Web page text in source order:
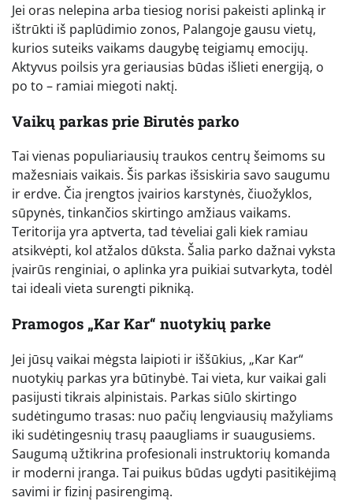
Jei oras nelepina arba tiesiog norisi pakeisti aplinką ir
ištrūkti iš paplūdimio zonos, Palangoje gausu vietų,
kurios suteiks vaikams daugybę teigiamų emocijų.
Aktyvus poilsis yra geriausias būdas išlieti energiją, o
po to – ramiai miegoti naktį.
Vaikų parkas prie Birutės parko
Tai vienas populiariausių traukos centrų šeimoms su
mažesniais vaikais. Šis parkas išsiskiria savo saugumu
ir erdve. Čia įrengtos įvairios karstynės, čiuožyklos,
sūpynės, tinkančios skirtingo amžiaus vaikams.
Teritorija yra aptverta, tad tėveliai gali kiek ramiau
atsikvėpti, kol atžalos dūksta. Šalia parko dažnai vyksta
įvairūs renginiai, o aplinka yra puikiai sutvarkyta, todėl
tai ideali vieta surengti pikniką.
Pramogos „Kar Kar“ nuotykių parke
Jei jūsų vaikai mėgsta laipioti ir iššūkius, „Kar Kar“
nuotykių parkas yra būtinybė. Tai vieta, kur vaikai gali
pasijusti tikrais alpinistais. Parkas siūlo skirtingo
sudėtingumo trasas: nuo pačių lengviausių mažyliams
iki sudėtingesnių trasų paaugliams ir suaugusiems.
Saugumą užtikrina profesionali instruktorių komanda
ir moderni įranga. Tai puikus būdas ugdyti pasitikėjimą
savimi ir fizinį pasirengimą.